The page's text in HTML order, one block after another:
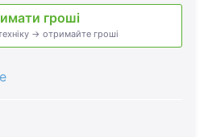
гроші
→ отримайте гроші